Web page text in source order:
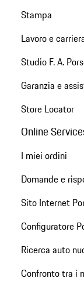
Stampa
Lavoro e
Studio F. A.
Garanzia e
Store Locator
Online
I miei ordini
Domande e
Sito Internet
Configuratore
Ricerca auto
Confronto tra i